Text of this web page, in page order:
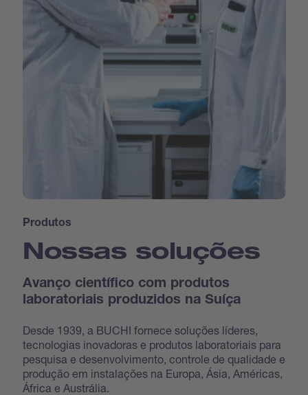
Produtos
Nossas soluções
Avanço científico com produtos
laboratoriais produzidos na Suíça
Desde 1939, a BUCHI fornece soluções líderes,
tecnologias inovadoras e produtos laboratoriais para
pesquisa e desenvolvimento, controle de qualidade e
produção em instalações na Europa, Ásia, Américas,
África e Austrália.